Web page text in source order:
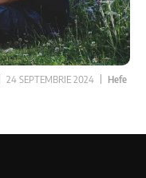
24 SEPTEMBRIE 2024 Hefe